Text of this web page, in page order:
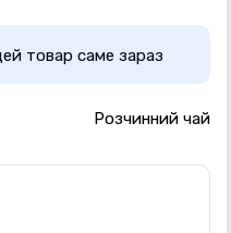
товар саме зараз
Розчинний чай